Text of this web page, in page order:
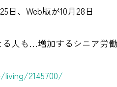
Web版が10月28日
も…増加するシニア労
2145700/